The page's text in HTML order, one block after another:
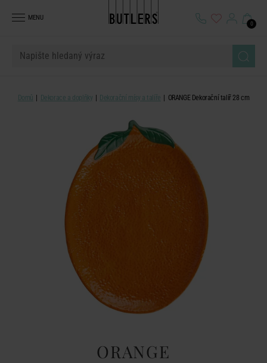
MENU
0
Domů Dekorace a doplňky Dekorační mísy a talíře ORANGE Dekorační talíř 28 cm
ORANGE